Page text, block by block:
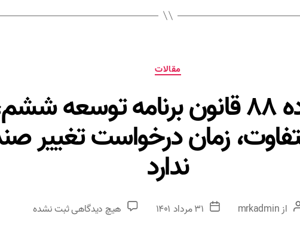
مقالات
در اجرا بند «خ» ماده ۸۸ قانون برنامه
زمان درخواست تغییر
ندارد
ازmrkadmin ۳۱ مرداد ۱۴۰۱ هیچ دیدگاهیثبت نشده